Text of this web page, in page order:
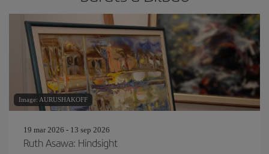
Image: AURUSHAKOFF
19 mar 2026 - 13 sep 2026
Ruth Asawa: Hindsight